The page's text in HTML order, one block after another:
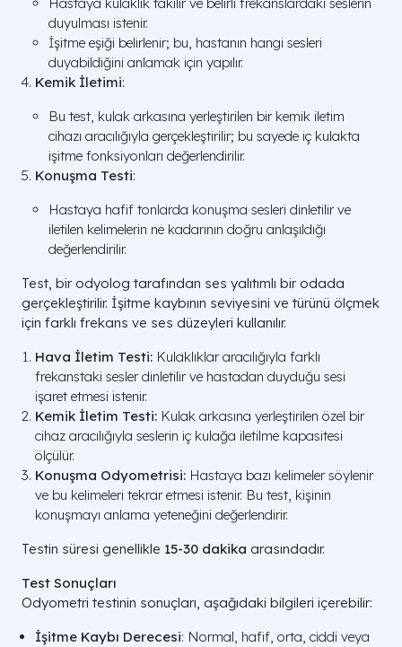
Hastaya kulaklık takılır ve belirli frekanslardaki seslerin
duyulması istenir.
İşitme eşiği belirlenir; bu, hastanın hangi sesleri
duyabildiğini anlamak için yapılır.
Kemik İletimi:
Bu test, kulak arkasına yerleştirilen bir kemik iletim
cihazı aracılığıyla gerçekleştirilir; bu sayede iç kulakta
işitme fonksiyonları değerlendirilir.
Konuşma Testi:
Hastaya hafif tonlarda konuşma sesleri dinletilir ve
iletilen kelimelerin ne kadarının doğru anlaşıldığı
değerlendirilir.
Test, bir odyolog tarafından ses yalıtımlı bir odada
gerçekleştirilir. İşitme kaybının seviyesini ve türünü ölçmek
için farklı frekans ve ses düzeyleri kullanılır.
Hava İletim Testi: Kulaklıklar aracılığıyla farklı
frekanstaki sesler dinletilir ve hastadan duyduğu sesi
işaret etmesi istenir.
Kemik İletim Testi: Kulak arkasına yerleştirilen özel bir
cihaz aracılığıyla seslerin iç kulağa iletilme kapasitesi
ölçülür.
Konuşma Odyometrisi: Hastaya bazı kelimeler söylenir
ve bu kelimeleri tekrar etmesi istenir. Bu test, kişinin
konuşmayı anlama yeteneğini değerlendirir.
Testin süresi genellikle 15-30 dakika arasındadır.
Test Sonuçları
Odyometri testinin sonuçları, aşağıdaki bilgileri içerebilir:
İşitme Kaybı Derecesi: Normal, hafif, orta, ciddi veya